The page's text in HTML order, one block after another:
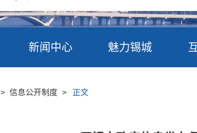
新闻中心 魅力锡城
> 信息公开制度 > 正文